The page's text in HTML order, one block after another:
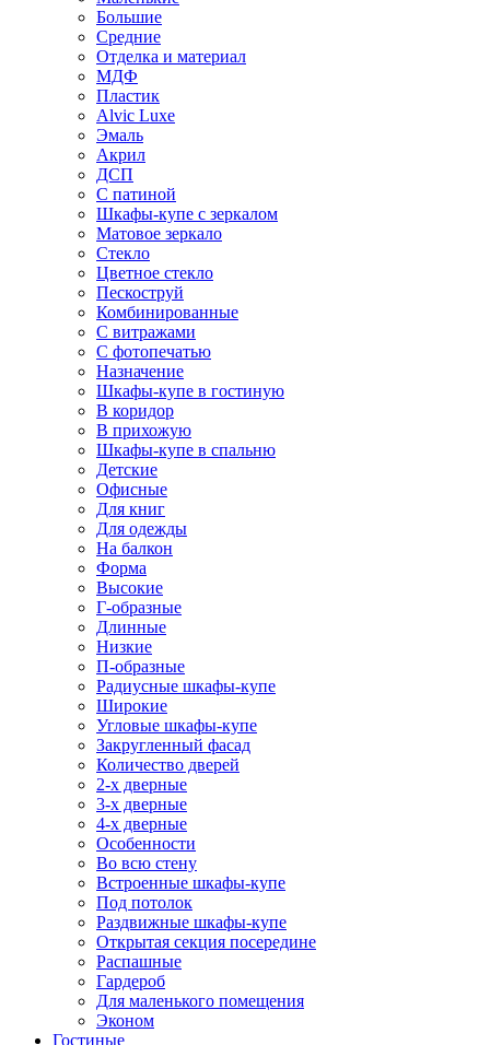
Большие
Средние
Отделка и материал
МДФ
Пластик
Alvic Luxe
Эмаль
Акрил
ДСП
С патиной
Шкафы-купе с зеркалом
Матовое зеркало
Стекло
Цветное стекло
Пескоструй
Комбинированные
С витражами
С фотопечатью
Назначение
Шкафы-купе в гостиную
В коридор
В прихожую
Шкафы-купе в спальню
Детские
Офисные
Для книг
Для одежды
На балкон
Форма
Высокие
Г-образные
Длинные
Низкие
П-образные
Радиусные шкафы-купе
Широкие
Угловые шкафы-купе
Закругленный фасад
Количество дверей
2-х дверные
3-х дверные
4-х дверные
Особенности
Во всю стену
Встроенные шкафы-купе
Под потолок
Раздвижные шкафы-купе
Открытая секция посередине
Распашные
Гардероб
Для маленького помещения
Эконом
Гостиные